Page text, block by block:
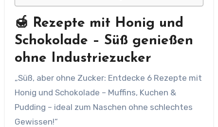
🍯 Rezepte mit Honig und
Schokolade – Süß genießen
ohne Industriezucker
„Süß, aber ohne Zucker: Entdecke 6 Rezepte mit
Honig und Schokolade – Muffins, Kuchen &
Pudding – ideal zum Naschen ohne schlechtes
Gewissen!“